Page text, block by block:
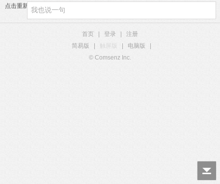
点击重新加载
首页 登录
注册
简易版
触屏版 电脑版
© Comsenz Inc.